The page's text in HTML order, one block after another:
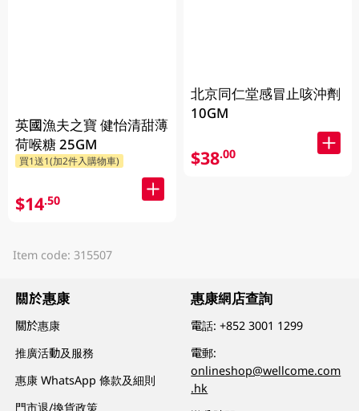
英國漁夫之寶 健怡清甜薄
荷喉糖 25GM
買1送1(加2件入購物車)
$14.50
北京同仁堂感冒止咳沖劑
10GM
$38.00
Item code: 315507
關於惠康
關於惠康
推廣活動及服務
惠康 WhatsApp 條款及細則
門市退/換貨政策
惠康網店查詢
電話:+852 3001 1299
電郵:
onlineshop@wellcome.com
.hk